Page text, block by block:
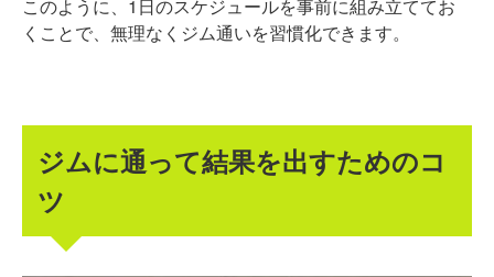
このように、1日のスケジュールを事前に組み立ててお
くことで、無理なくジム通いを習慣化できます。
ジムに通って結果を出すためのコ
ツ